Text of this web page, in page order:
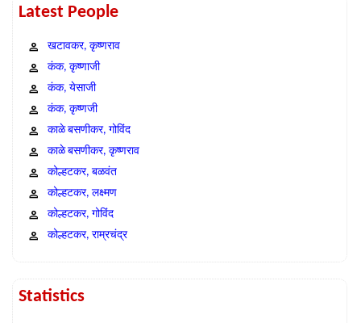
Latest People
खटावकर, कृष्णराव
कंक, कृष्णाजी
कंक, येसाजी
कंक, कृष्णजी
काळे बसणीकर, गोविंद
काळे बसणीकर, कृष्णराव
कोल्हटकर, बळवंत
कोल्हटकर, लक्ष्मण
कोल्हटकर, गोविंद
कोल्हटकर, राम्रचंद्र
Statistics